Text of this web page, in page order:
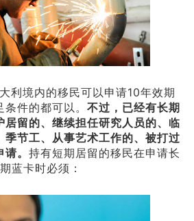
利境内的移民可以申请10年效期
件的都可以。 不过，已经有长期
居留的、继续担任研究人员的、临
季节工、从事艺术工作的、被打过
。 持有短期居留的移民在申请长
期蓝卡时必须：